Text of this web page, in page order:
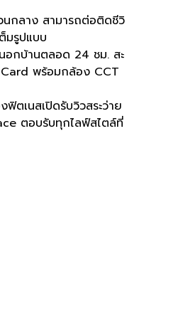
กลาง สามารถต่อติดชีวิ
มรูปแบบ
อกบ้านตลอด 24 ชม. สะ
พร้อมกล้อง CCT
ตเนสเปิดรับวิวสระว่าย
ตอบรับทุกไลฟ์สไตล์ที่